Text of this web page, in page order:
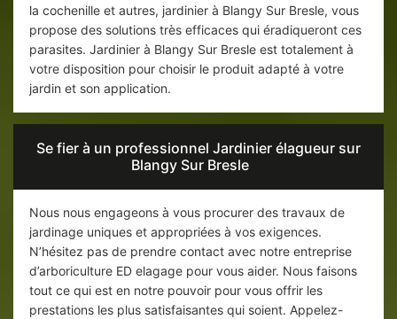
la cochenille et autres, jardinier à Blangy Sur Bresle, vous
propose des solutions très efficaces qui éradiqueront ces
parasites. Jardinier à Blangy Sur Bresle est totalement à
votre disposition pour choisir le produit adapté à votre
jardin et son application.
Se fier à un professionnel Jardinier élagueur sur
Blangy Sur Bresle
Nous nous engageons à vous procurer des travaux de
jardinage uniques et appropriées à vos exigences.
N’hésitez pas de prendre contact avec notre entreprise
d’arboriculture ED elagage pour vous aider. Nous faisons
tout ce qui est en notre pouvoir pour vous offrir les
prestations les plus satisfaisantes qui soient. Appelez-